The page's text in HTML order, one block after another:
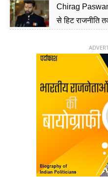
Chirag
से हिट राजनीति